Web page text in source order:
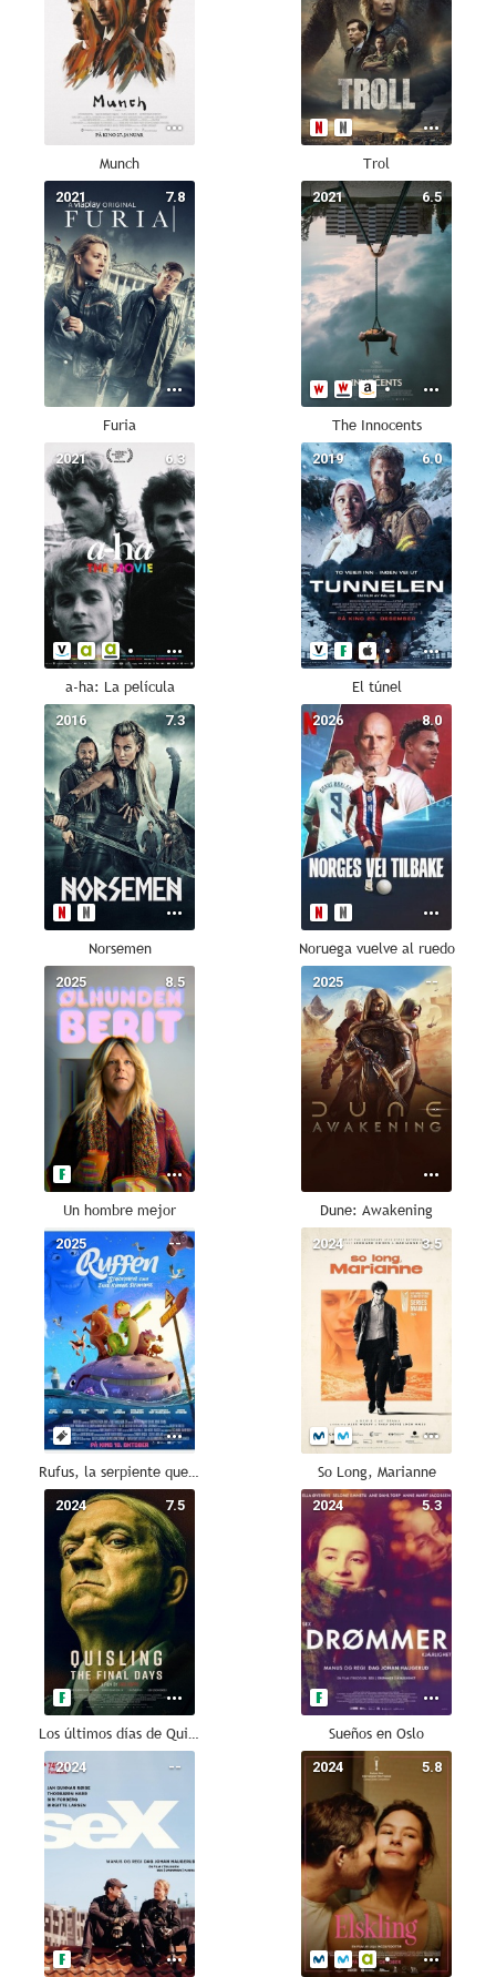
Munch Trol
7.8
2021
Furia
6.5
2021
The Innocents
6.3
2021
a-ha: La película
6.0
2019
El túnel
7.3
2016
Norsemen
8.0
2026
Noruega vuelve al ruedo
8.5
2025
Un hombre mejor
--
2025
Dune: Awakening
--
2025
Rufus, la serpiente que no sabía nadar
3.5
2024
So Long, Marianne
7.5
2024
Los últimos días de Quisling
5.3
2024
Sueños en Oslo
--
2024 5.8
2024